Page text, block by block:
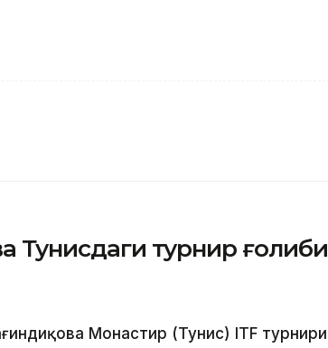
Тунисдаги турнир ғолиби
Монастир (Тунис) ITF турнири